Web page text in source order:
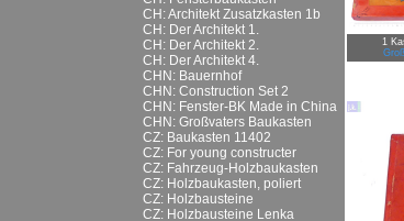
CH: Architekt Zusatzkasten 1b
CH: Der Architekt 1.
CH: Der Architekt 2.
CH: Der Architekt 4.
CHN: Bauernhof
CHN: Construction Set 2
CHN: Fenster-BK Made in China
CHN: Großvaters Baukasten
CZ: Baukasten 11402
CZ: For young constructer
CZ: Fahrzeug-Holzbaukasten
CZ: Holzbaukasten, poliert
CZ: Holzbausteine
CZ: Holzbausteine Lenka
1